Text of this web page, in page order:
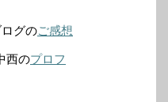
グのご感想
西のプロフ